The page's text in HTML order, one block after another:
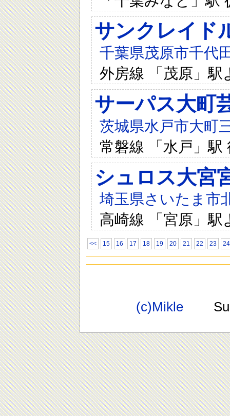
サンクレイド
千葉県茂原市千代
外房線 「茂原」駅
サーパス大町
茨城県水戸市大町
常磐線 「水戸」駅
シュロス大宮
埼玉県さいたま市
高崎線 「宮原」駅
<< 15 16 17 18 19 20 21 22 23 24
(c)Mikle